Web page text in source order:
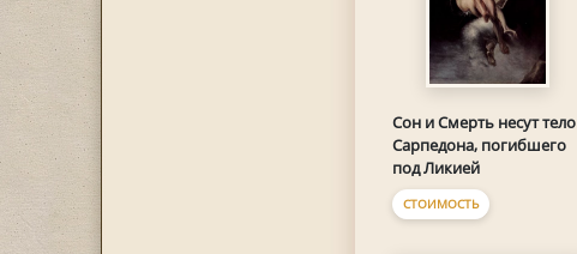
Сон и Смерть несут тело
Сарпедона, погибшего
под Ликией
СТОИМОСТЬ